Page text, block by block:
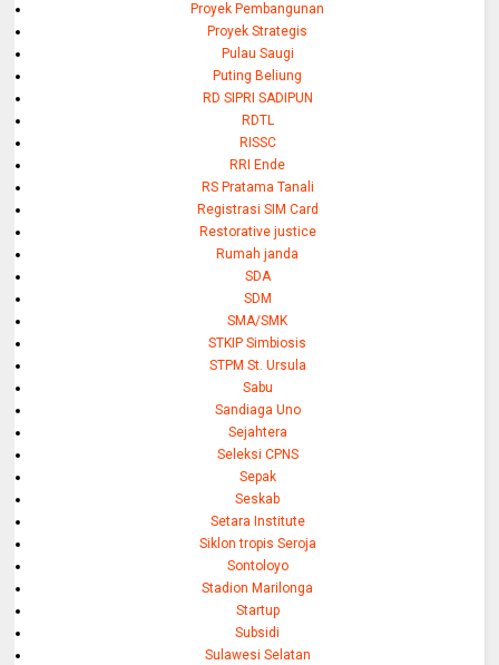
Proyek Pembangunan
Proyek Strategis
Pulau Saugi
Puting Beliung
RD SIPRI SADIPUN
RDTL
RISSC
RRI Ende
RS Pratama Tanali
Registrasi SIM Card
Restorative justice
Rumah janda
SDA
SDM
SMA/SMK
STKIP Simbiosis
STPM St. Ursula
Sabu
Sandiaga Uno
Sejahtera
Seleksi CPNS
Sepak
Seskab
Setara Institute
Siklon tropis Seroja
Sontoloyo
Stadion Marilonga
Startup
Subsidi
Sulawesi Selatan